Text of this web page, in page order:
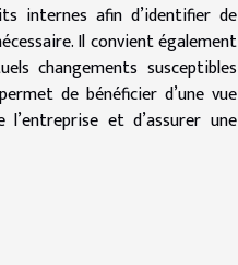
internes afin d’identifier de
Il convient également
changements susceptibles
de bénéficier d’une vue
et d’assurer une